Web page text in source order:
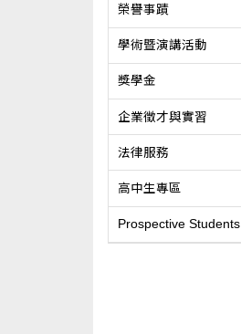
榮譽事蹟
學術暨演講活動
獎學金
企業徵才與實習
法律服務
高中生專區
Prospective Students